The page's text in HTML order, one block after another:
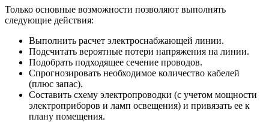
Только основные возможности позволяют выполнять
следующие действия:
Выполнить расчет электроснабжающей линии.
Подсчитать вероятные потери напряжения на линии.
Подобрать подходящее сечение проводов.
Спрогнозировать необходимое количество кабелей
(плюс запас).
Составить схему электропроводки (с учетом мощности
электроприборов и ламп освещения) и привязать ее к
плану помещения.